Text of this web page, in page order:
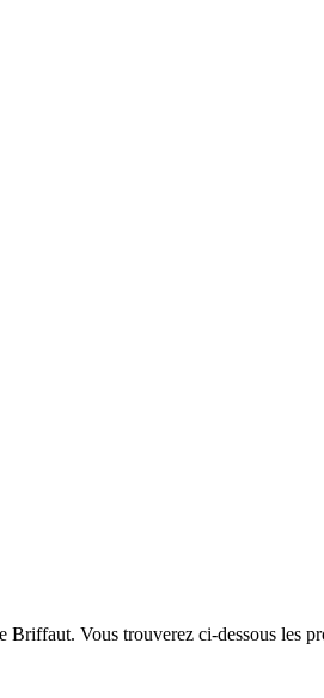
Vous trouverez ci-dessous les